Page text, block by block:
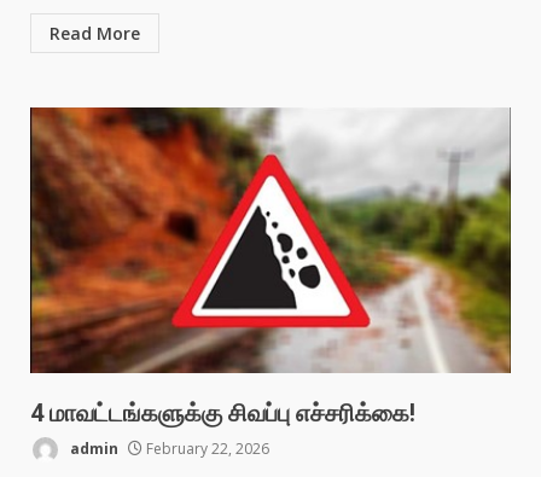
Read More
4 மாவட்டங்களுக்கு சிவப்பு எச்சரிக்கை!
admin February 22, 2026